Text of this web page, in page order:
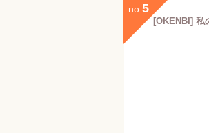
no. 5